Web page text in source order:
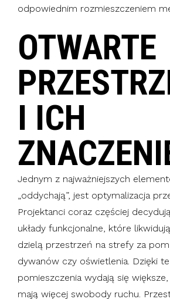
odpowiednim rozmieszczeniem
OTWARTE
I ICH
Jednym z najważniejszych
„oddychają”, jest optymalizacja
Projektanci coraz częściej
układy funkcjonalne, które
dzielą przestrzeń na strefy za
dywanów czy oświetlenia. Dzięki
pomieszczenia wydają się
mają więcej swobody ruchu.